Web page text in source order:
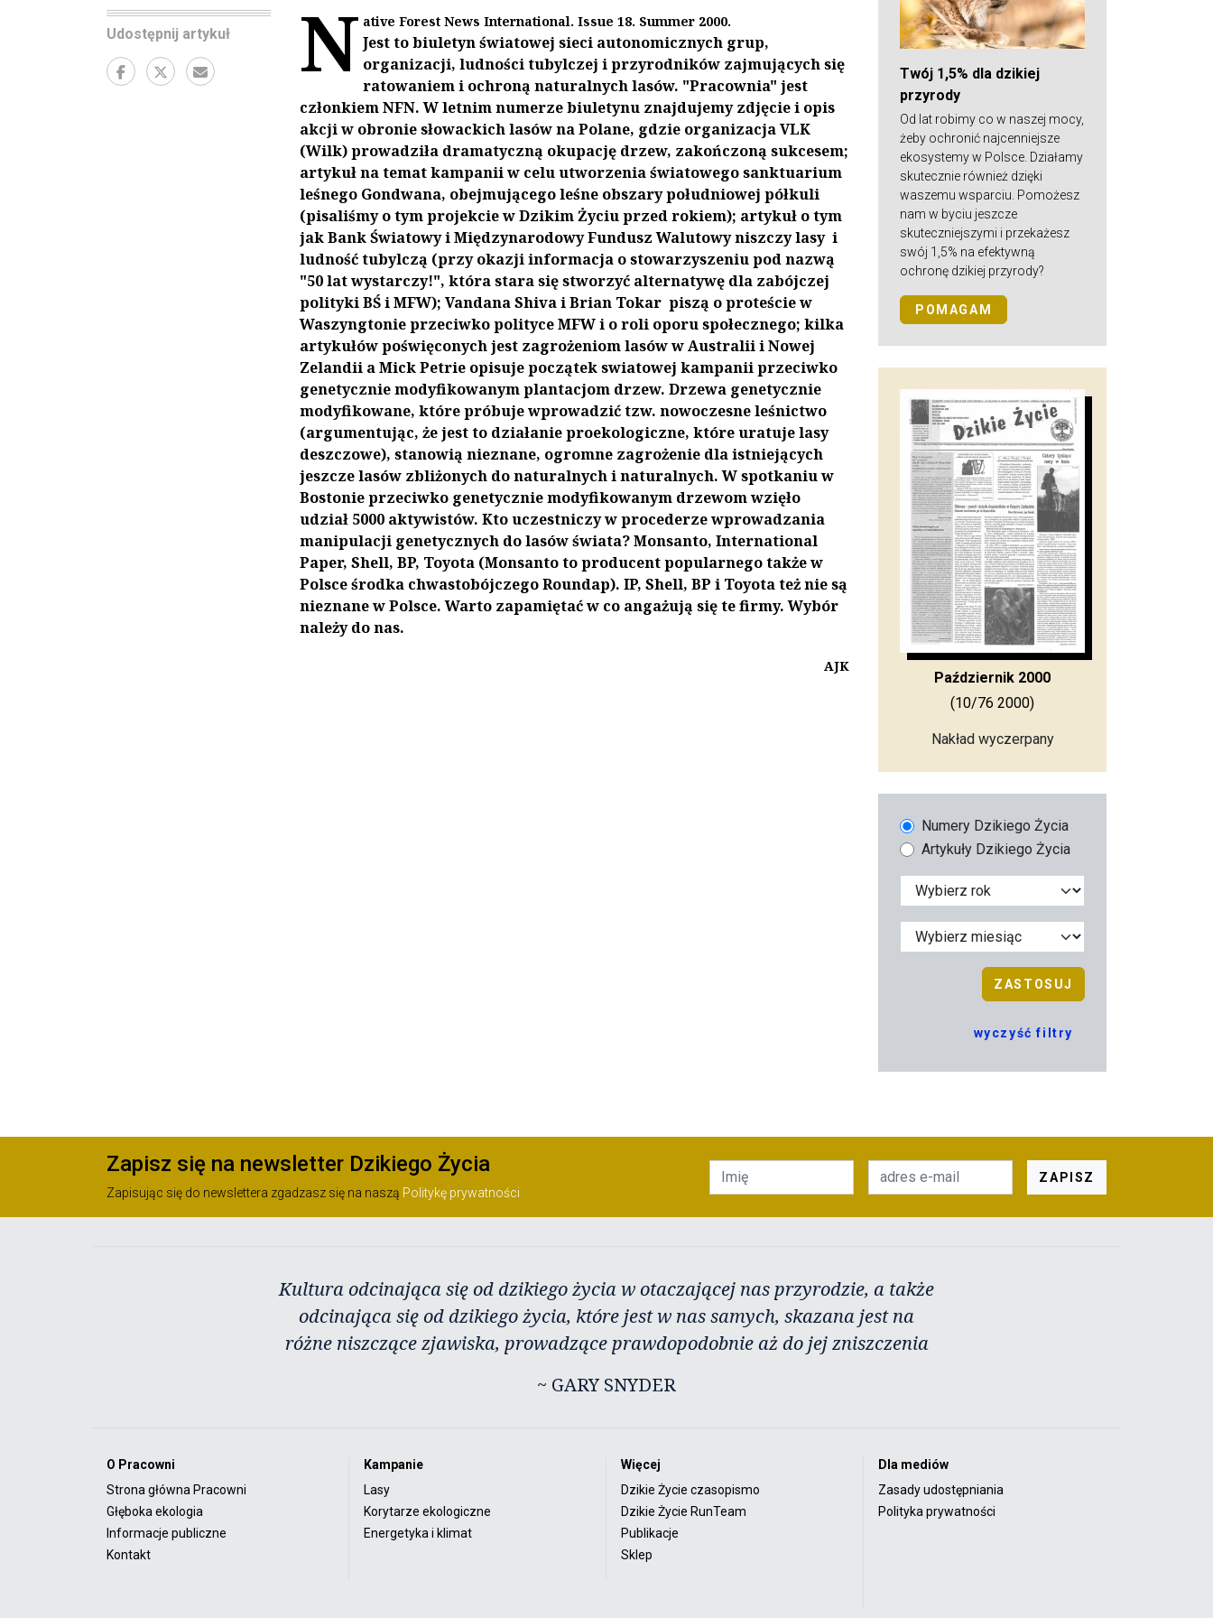
Udostępnij artykuł N ative Forest News International. Issue 18. Summer 2000.
Jest to biuletyn światowej sieci autonomicznych grup,
organizacji, ludności tubylczej i przyrodników zajmujących się
ratowaniem i ochroną naturalnych lasów. "Pracownia" jest
członkiem NFN. W letnim numerze biuletynu znajdujemy zdjęcie i opis
akcji w obronie słowackich lasów na Polane, gdzie organizacja VLK
(Wilk) prowadziła dramatyczną okupację drzew, zakończoną sukcesem;
artykuł na temat kampanii w celu utworzenia światowego sanktuarium
leśnego Gondwana, obejmującego leśne obszary południowej półkuli
(pisaliśmy o tym projekcie w Dzikim Życiu przed rokiem); artykuł o tym
jak Bank Światowy i Międzynarodowy Fundusz Walutowy niszczy lasy i
ludność tubylczą (przy okazji informacja o stowarzyszeniu pod nazwą
"50 lat wystarczy!", która stara się stworzyć alternatywę dla zabójczej
polityki BŚ i MFW); Vandana Shiva i Brian Tokar piszą o proteście w
Waszyngtonie przeciwko polityce MFW i o roli oporu społecznego; kilka
artykułów poświęconych jest zagrożeniom lasów w Australii i Nowej
Zelandii a Mick Petrie opisuje początek swiatowej kampanii przeciwko
genetycznie modyfikowanym plantacjom drzew. Drzewa genetycznie
modyfikowane, które próbuje wprowadzić tzw. nowoczesne leśnictwo
(argumentując, że jest to działanie proekologiczne, które uratuje lasy
deszczowe), stanowią nieznane, ogromne zagrożenie dla istniejących
jeszcze lasów zbliżonych do naturalnych i naturalnych. W spotkaniu w
Bostonie przeciwko genetycznie modyfikowanym drzewom wzięło
udział 5000 aktywistów. Kto uczestniczy w procederze wprowadzania
manipulacji genetycznych do lasów świata? Monsanto, International
Paper, Shell, BP, Toyota(Monsanto to producent popularnego także w
Polsce środka chwastobójczego Roundap). IP, Shell, BP i Toyota też nie są
nieznane w Polsce. Warto zapamiętać w co angażują się te firmy. Wybór
należy do nas.
AJK
Twój 1,5% dla dzikiej
przyrody
Od lat robimy co w naszej mocy,
żeby ochronić najcenniejsze
ekosystemy w Polsce. Działamy
skutecznie również dzięki
waszemu wsparciu. Pomożesz
nam w byciu jeszcze
skuteczniejszymi i przekażesz
swój 1,5% na efektywną
ochronę dzikiej przyrody?
POMAGAM
Październik 2000
(10/76 2000)
Nakład wyczerpany
Numery Dzikiego Życia
Artykuły Dzikiego Życia
ZASTOSUJ
wyczyść filtry
Zapisz się na newsletter Dzikiego Życia
Zapisując się do newslettera zgadzasz się na naszą Politykę prywatności
ZAPISZ
Kultura odcinająca się od dzikiego życia w otaczającej nas przyrodzie, a także
odcinająca się od dzikiego życia, które jest w nas samych, skazana jest na
różne niszczące zjawiska, prowadzące prawdopodobnie aż do jej zniszczenia
~ GARY SNYDER
O Pracowni
Strona główna Pracowni
Głęboka ekologia
Informacje publiczne
Kontakt
Kampanie
Lasy
Korytarze ekologiczne
Energetyka i klimat
Więcej
Dzikie Życie czasopismo
Dzikie Życie RunTeam
Publikacje
Sklep
Dla mediów
Zasady udostępniania
Polityka prywatności